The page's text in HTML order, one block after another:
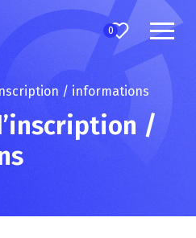
0
/ informations
/